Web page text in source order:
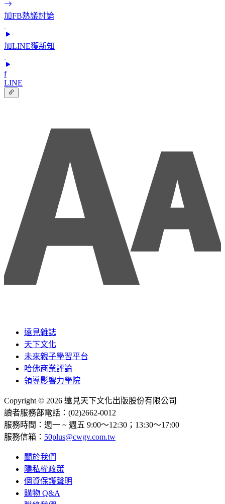
加FB熱議討論
加LINE獲新知
f
LINE
遠見雜誌
天下文化
未來親子學習平台
哈佛商業評論
領導影響力學院
Copyright © 2026 遠見天下文化出版股份有限公司
讀者服務部電話：(02)2662-0012
服務時間：週一 ~ 週五 9:00～12:30；13:30～17:00
服務信箱： 50plus@cwgv.com.tw
關於我們
隱私權政策
個資保護聲明
購物 Q&A